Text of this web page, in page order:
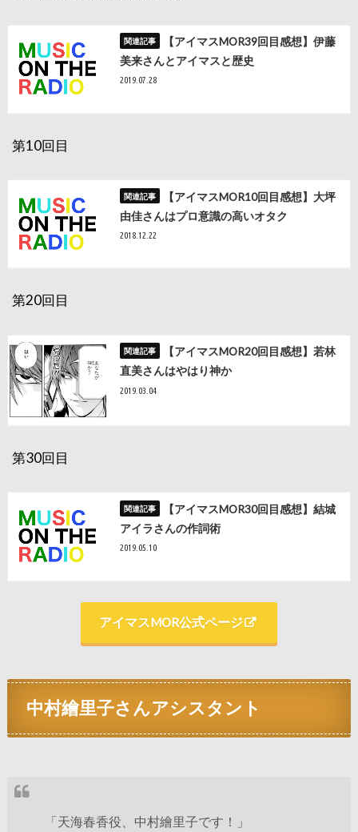
【アイマスMOR39回目感想】伊藤
美来さんとアイマスと歴史
2019.07.28
第10回目
【アイマスMOR10回目感想】大坪
由佳さんはプロ意識の高いオタク
2018.12.22
第20回目
【アイマスMOR20回目感想】若林
直美さんはやはり神か
2019.03.04
第30回目
【アイマスMOR30回目感想】結城
アイラさんの作詞術
2019.05.10
アイマスMOR公式ページ
中村繪里子さんアシスタント
「天海春香役、中村繪里子です！」